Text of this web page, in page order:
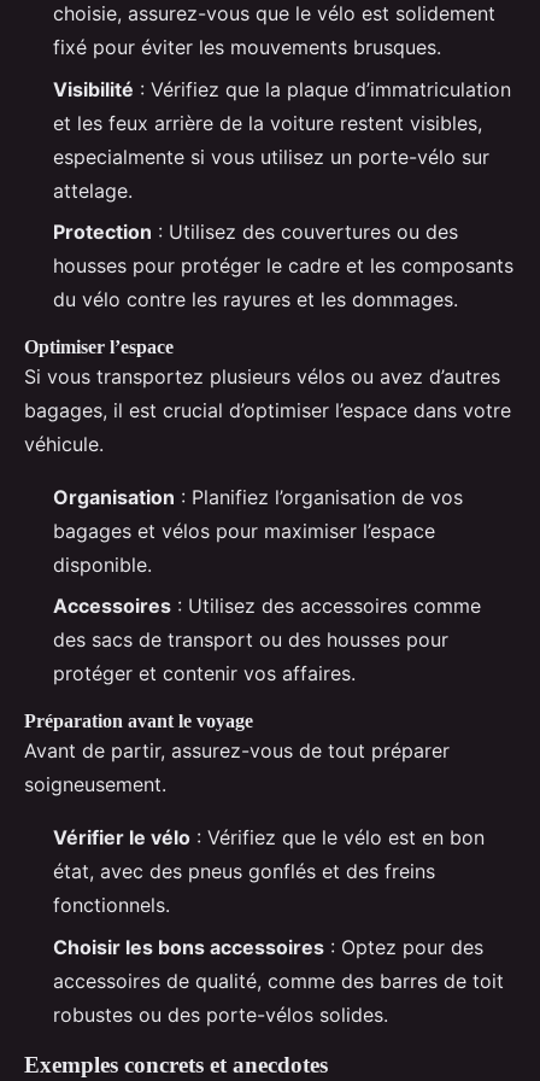
choisie, assurez-vous que le vélo est solidement
fixé pour éviter les mouvements brusques.
Visibilité : Vérifiez que la plaque d’immatriculation
et les feux arrière de la voiture restent visibles,
especialmente si vous utilisez un porte-vélo sur
attelage.
Protection : Utilisez des couvertures ou des
housses pour protéger le cadre et les composants
du vélo contre les rayures et les dommages.
Optimiser l’espace
Si vous transportez plusieurs vélos ou avez d’autres
bagages, il est crucial d’optimiser l’espace dans votre
véhicule.
Organisation : Planifiez l’organisation de vos
bagages et vélos pour maximiser l’espace
disponible.
Accessoires : Utilisez des accessoires comme
des sacs de transport ou des housses pour
protéger et contenir vos affaires.
Préparation avant le voyage
Avant de partir, assurez-vous de tout préparer
soigneusement.
Vérifier le vélo : Vérifiez que le vélo est en bon
état, avec des pneus gonflés et des freins
fonctionnels.
Choisir les bons accessoires : Optez pour des
accessoires de qualité, comme des barres de toit
robustes ou des porte-vélos solides.
Exemples concrets et anecdotes